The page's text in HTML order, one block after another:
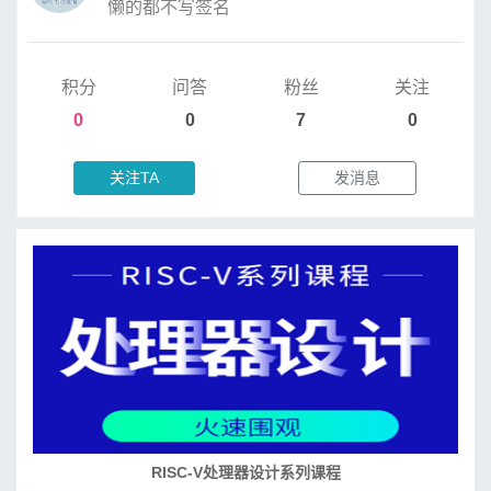
懒的都不写签名
积分
0
问答
0
粉丝
7
关注
0
关注TA 发消息
RISC-V处理器设计系列课程